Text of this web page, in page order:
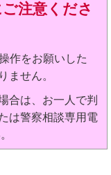
注意くださ
作をお願いした
ません。
合は、お一人で判
は警察相談専用電